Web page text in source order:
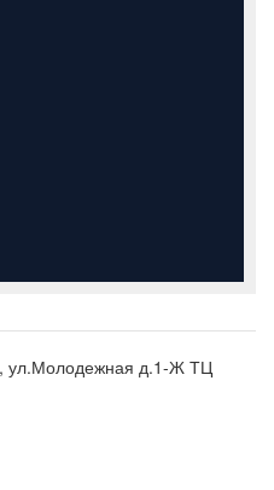
ул.Молодежная д.1-Ж ТЦ